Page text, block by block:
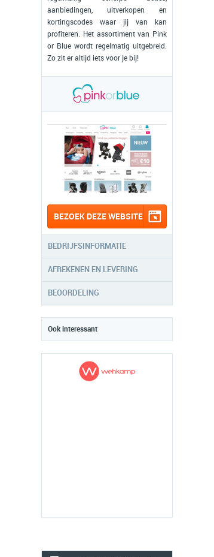
aanbiedingen, uitverkopen en
kortingscodes waar jij van kan
profiteren. Het assortiment van Pink
or Blue wordt regelmatig uitgebreid.
Zo zit er altijd iets voor je bij!
BEZOEK DEZE WEBSITE
BEDRIJFSINFORMATIE
AFREKENEN EN LEVERING
BEOORDELING
Ook interessant